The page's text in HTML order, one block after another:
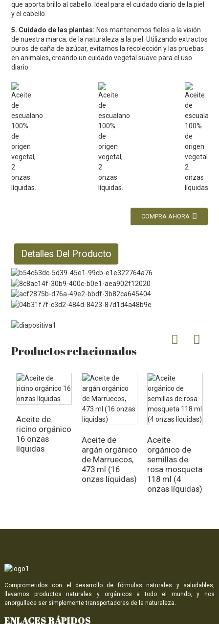
que aporta brillo al cabello. Ideal para el cuidado diario de la piel
y el cabello.
5. Cuidado de las plantas: Nos mantenemos fieles a la visión
de nuestra marca: de la naturaleza a la piel. Utilizando extractos
puros de caña de azúcar, evitamos la recolección y las pruebas
en animales, creando un cuidado vegetal suave para el uso
diario.
COMPRA AHORA
Detalles Del Producto
Productos relacionados
Aceite de
ricino orgánico
16 onzas
líquidas
Aceite de
argán orgánico
de Marruecos,
473 ml (16
onzas líquidas)
Aceite
orgánico de
semillas de
rosa mosqueta
118 ml (4
onzas líquidas)
Comprometidos con el desarrollo de fórmulas naturales y saludables,
llevamos productos naturales y orgánicos a todo el mundo, y nos
enorgullece ser simplemente transportadores de la naturaleza.
ENLACES RÁPIDOS